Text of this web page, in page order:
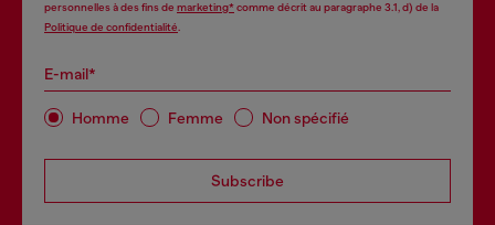
personnelles à des fins de marketing*comme décrit au paragraphe 3.1, d) de la
Politique de confidentialité
E-mail*
Homme Femme Non spécifié
Subscribe